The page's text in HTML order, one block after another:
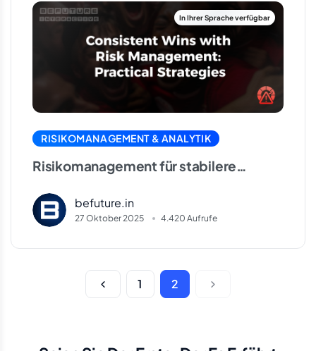
RISIKOMANAGEMENT & ANALYTIK
Risikomanagement für stabilere
befuture.in
27 Oktober 2025 4.420 Aufrufe
1 2